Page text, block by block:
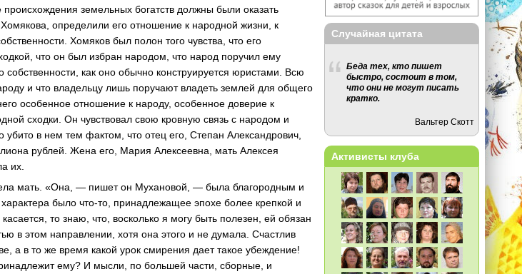
земельных богатств должны были оказать
определили его отношение к народной жизни, к
Хомяков был полон того чувства, что его
что он был избран народом, что народ поручил ему
как оно обычно конструируется юристами. Всю
и что владельцу лишь поручают владеть землей для общего
особенное отношение к народу, особенное доверие к
сходки. Он чувствовал свою кровную связь с народом и
убито в нем тем фактом, что отец его, Степан Александрович,
рублей. Жена его, Мария Алексеевна, мать Алексея
их.
мать. «Она, — пишет он Мухановой, — была благородным и
было что-то, принадлежащее эпохе более крепкой и
то знаю, что, восколько я могу быть полезен, ей обязан
в этом направлении, хотя она этого и не думала. Счастлив
а в то же время какой урок смирения дает такое убеждение!
ему? И мысли, по большей части, сборные, и
Случайная цитата
Беда тех, кто пишет
быстро, состоит в том,
что они не могут писать
кратко.
Вальтер Скотт
Активисты клуба